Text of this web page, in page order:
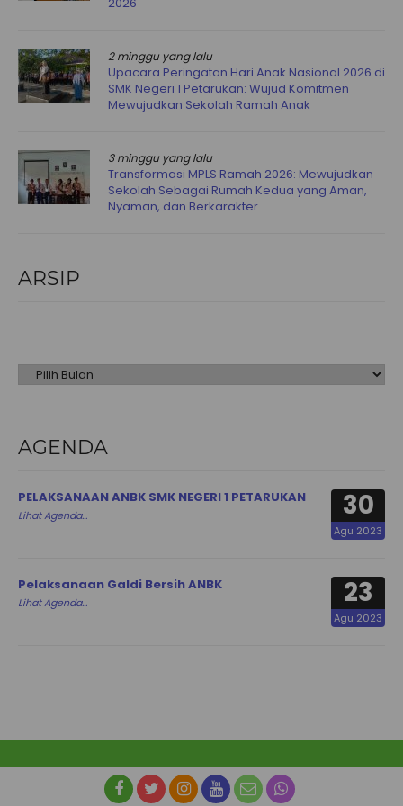
2026
2 minggu yang lalu
Upacara Peringatan Hari Anak Nasional 2026 di
SMK Negeri 1 Petarukan: Wujud Komitmen
Mewujudkan Sekolah Ramah Anak
3 minggu yang lalu
Transformasi MPLS Ramah 2026: Mewujudkan
Sekolah Sebagai Rumah Kedua yang Aman,
Nyaman, dan Berkarakter
ARSIP
AGENDA
30
Agu 2023
PELAKSANAAN ANBK SMK NEGERI 1 PETARUKAN
Lihat Agenda...
23
Agu 2023
Pelaksanaan Galdi Bersih ANBK
Lihat Agenda...
© SMK NEGERI 1 PETARUKAN